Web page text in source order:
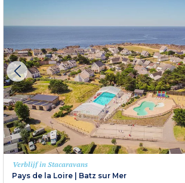
Verblijf in Stacaravans
Pays de la Loire
Batz sur Mer